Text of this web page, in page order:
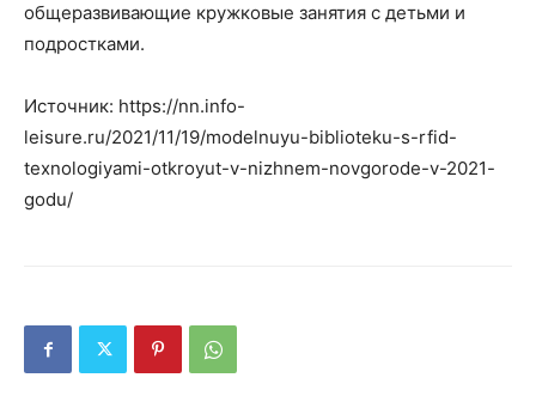
общеразвивающие кружковые занятия с детьми и
подростками.
Источник: https://nn.info-
leisure.ru/2021/11/19/modelnuyu-biblioteku-s-rfid-
texnologiyami-otkroyut-v-nizhnem-novgorode-v-2021-
godu/